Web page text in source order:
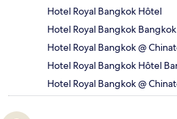
Hotel Royal Bangkok Hôtel
Hotel Royal Bangkok Bangkok
Hotel Royal Bangkok @
Hotel Royal Bangkok Hôtel
Hotel Royal Bangkok @